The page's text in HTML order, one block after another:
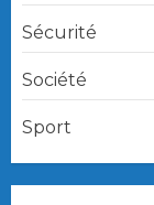
Sécurité
Société
Sport